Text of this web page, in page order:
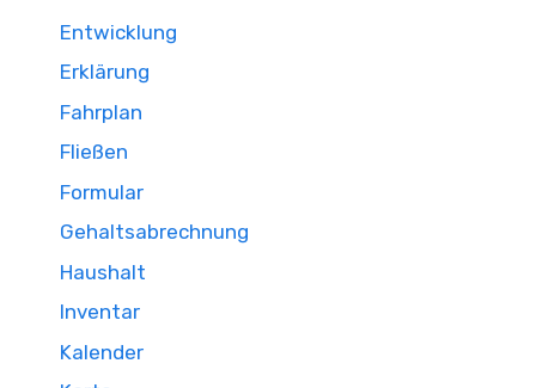
Entwicklung
Erklärung
Fahrplan
Fließen
Formular
Gehaltsabrechnung
Haushalt
Inventar
Kalender